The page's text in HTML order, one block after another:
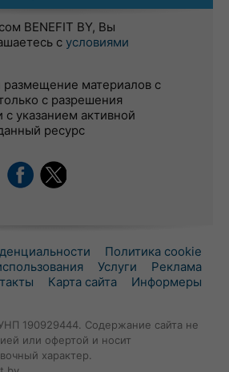
BENEFIT BY, Вы
с условиями
размещение материалов с
с разрешения
указанием активной
ресурс
Политика cookie
Услуги
Реклама
Карта сайта Информеры
190929444. Содержание сайта не
или офертой и носит
характер.